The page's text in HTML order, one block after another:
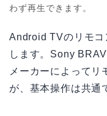
わず再生できます。
Android TVのリモコ
します。Sony
メーカーによってリ
が、基本操作は共通